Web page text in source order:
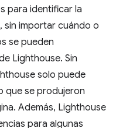
para identificar la
sin importar cuándo o
se pueden
Lighthouse. Sin
solo puede
que se produjeron
Además, Lighthouse
para algunas